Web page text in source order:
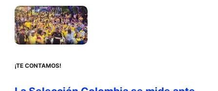
¡TE CONTAMOS!